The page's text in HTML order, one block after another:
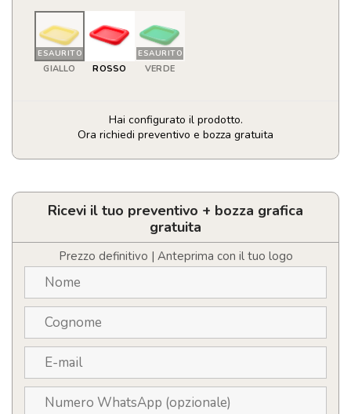
ESAURITO
GIALLO ROSSO
ESAURITO
VERDE
Hai configurato il prodotto.
Ora richiedi preventivo e bozza gratuita
Tavolo
quantità
Ricevi il tuo preventivo + bozza grafica
gratuita
Prezzo definitivo | Anteprima con il tuo logo